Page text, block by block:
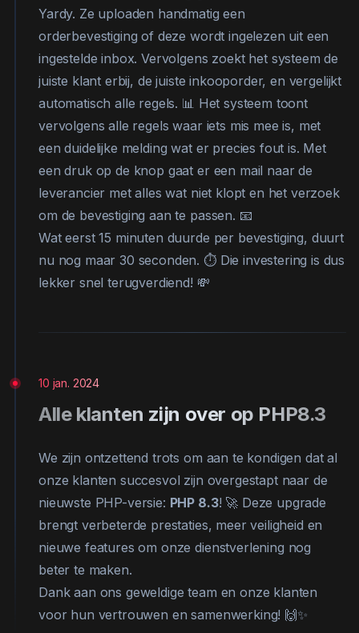
Yardy. Ze uploaden handmatig een
orderbevestiging of deze wordt ingelezen uit een
ingestelde inbox. Vervolgens zoekt het systeem de
juiste klant erbij, de juiste inkooporder, en vergelijkt
automatisch alle regels. 📊 Het systeem toont
vervolgens alle regels waar iets mis mee is, met
een duidelijke melding wat er precies fout is. Met
een druk op de knop gaat er een mail naar de
leverancier met alles wat niet klopt en het verzoek
om de bevestiging aan te passen. 📧
Wat eerst 15 minuten duurde per bevestiging, duurt
nu nog maar 30 seconden. ⏱️ Die investering is dus
lekker snel terugverdiend! 💸
10 jan. 2024
Alle klanten zijn over op PHP8.3
We zijn ontzettend trots om aan te kondigen dat al
onze klanten succesvol zijn overgestapt naar de
nieuwste PHP-versie: PHP 8.3! 🚀 Deze upgrade
brengt verbeterde prestaties, meer veiligheid en
nieuwe features om onze dienstverlening nog
beter te maken.
Dank aan ons geweldige team en onze klanten
voor hun vertrouwen en samenwerking! 🙌✨